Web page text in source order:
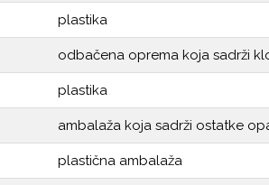
plastika
odbačena oprema koja sadrži
plastika
ambalaža koja sadrži ostatke
plastična ambalaža